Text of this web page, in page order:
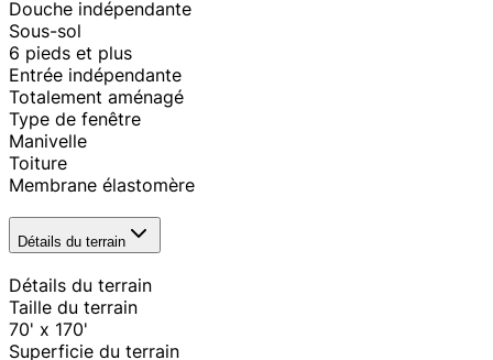
Douche indépendante
Sous-sol
6 pieds et plus
Entrée indépendante
Totalement aménagé
Type de fenêtre
Manivelle
Toiture
Membrane élastomère
Détails du terrain
Détails du terrain
Taille du terrain
70' x 170'
Superficie du terrain